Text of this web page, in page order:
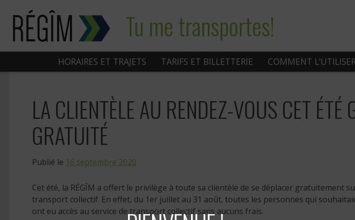
contenu
Tu me transportes!
HORAIRES ET TRAJETS TARIFS ET BILLETTERIE COMMENT
LA CLIENTÈLE AU RENDEZ-VOUS CET ÉTÉ
GRATUITÉ
Publié le 16 septembre 2020
Cet été, la RÉGÎM a offert le privilège à toute sa clientèle de se déplacer gratuitement
transport collectif. En effet, du 1er juillet au 31 août, toutes les personnes qui
ont eu accès au service de transport collectif sans aucuns frais.